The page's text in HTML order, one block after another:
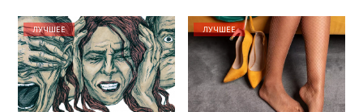
ЛУЧШЕЕ ЛУЧШЕЕ